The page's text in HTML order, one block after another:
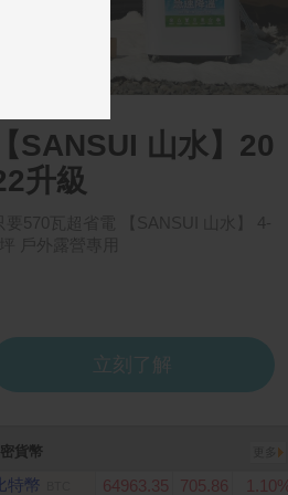
貨幣
特幣 64963.35 705.86 1.10%